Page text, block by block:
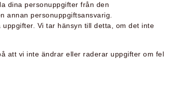
dina personuppgifter från den
annan personuppgiftsansvarig.
Vi tar hänsyn till detta, om det inte
att vi inte ändrar eller raderar uppgifter om fel